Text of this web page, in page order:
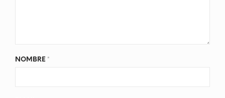
NOMBRE *